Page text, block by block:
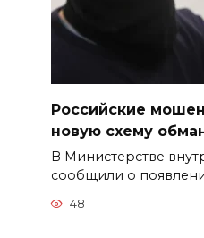
Российские
новую схему
В Министерстве
сообщили о
48